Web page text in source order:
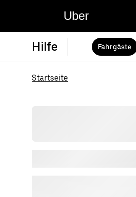
Uber
Hilfe Fahrgäste
Startseite